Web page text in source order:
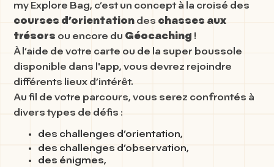
my Explore Bag, c’est un concept à la croisé des
courses d’orientation des chasses aux
trésors ou encore du Géocaching !
À l’aide de votre carte ou de la super boussole
disponible dans l'app, vous devrez rejoindre
différents lieux d’intérêt.
Au fil de votre parcours, vous serez confrontés à
divers types de défis :
des challenges d’orientation,
des challenges d’observation,
des énigmes,